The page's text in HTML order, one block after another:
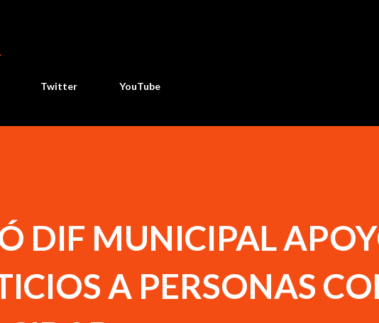
Twitter YouTube
DIF MUNICIPAL
A PERSONAS